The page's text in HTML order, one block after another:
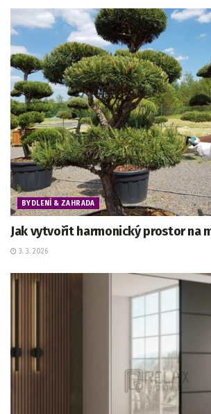
BYDLENÍ & ZAHRADA
Jak vytvořit harmonický prostor na
3. 3. 2026